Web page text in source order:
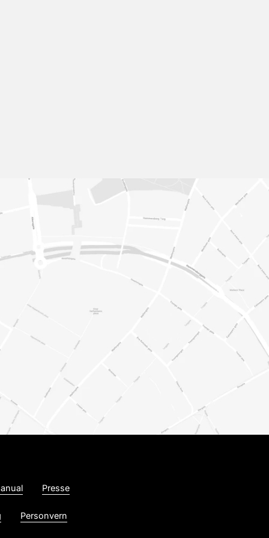
Presse
Personvern